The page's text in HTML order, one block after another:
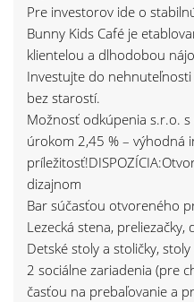
Pre investorov ide o
Bunny Kids Café je
klientelou a dlhodobou
Investujte do
bez starostí.
Možnosť odkúpenia s.r.o.
úrokom 2,45 % – výhodná
dizajnom
Bar súčasťou otvoreného
Lezecká stena, preliezačky,
Detské stoly a stoličky,
2 sociálne zariadenia (pre
časťou na prebaľovanie a